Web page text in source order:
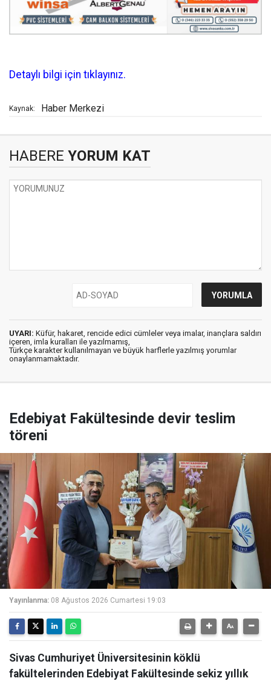
Detaylı bilgi için tıklayınız.
Kaynak: Haber Merkezi
HABERE YORUM KAT
UYARI: Küfür, hakaret, rencide edici cümleler veya imalar, inançlara saldırı
içeren, imla kuralları ile yazılmamış,
Türkçe karakter kullanılmayan ve büyük harflerle yazılmış yorumlar
onaylanmamaktadır.
Edebiyat Fakültesinde devir teslim
töreni
Yayınlanma: 08 Ağustos 2026 Cumartesi 19:03
Sivas Cumhuriyet Üniversitesinin köklü
fakültelerinden Edebiyat Fakültesinde sekiz yıllık